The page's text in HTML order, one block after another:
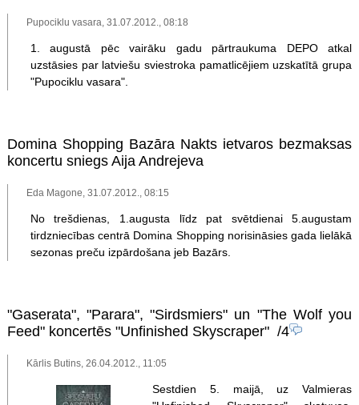
Pupociklu vasara, 31.07.2012., 08:18
1. augustā pēc vairāku gadu pārtraukuma DEPO atkal
uzstāsies par latviešu sviestroka pamatlicējiem uzskatītā grupa
"Pupociklu vasara".
Domina Shopping Bazāra Nakts ietvaros bezmaksas
koncertu sniegs Aija Andrejeva
Eda Magone, 31.07.2012., 08:15
No trešdienas, 1.augusta līdz pat svētdienai 5.augustam
tirdzniecības centrā Domina Shopping norisināsies gada lielākā
sezonas preču izpārdošana jeb Bazārs.
"Gaserata", "Parara", "Sirdsmiers" un "The Wolf you
Feed" koncertēs "Unfinished Skyscraper" /4
Kārlis Butins, 26.04.2012., 11:05
Sestdien 5. maijā, uz Valmieras